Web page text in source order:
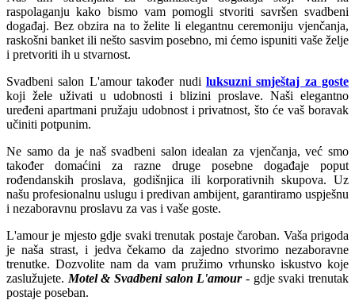
raspolaganju kako bismo vam pomogli stvoriti savršen svadbeni
događaj. Bez obzira na to želite li elegantnu ceremoniju vjenčanja,
raskošni banket ili nešto sasvim posebno, mi ćemo ispuniti vaše želje
i pretvoriti ih u stvarnost.
Svadbeni salon L'amour također nudi luksuzni smještaj za goste
koji žele uživati u udobnosti i blizini proslave. Naši elegantno
uređeni apartmani pružaju udobnost i privatnost, što će vaš boravak
učiniti potpunim.
Ne samo da je naš svadbeni salon idealan za vjenčanja, već smo
također domaćini za razne druge posebne događaje poput
rođendanskih proslava, godišnjica ili korporativnih skupova. Uz
našu profesionalnu uslugu i predivan ambijent, garantiramo uspješnu
i nezaboravnu proslavu za vas i vaše goste.
L'amour je mjesto gdje svaki trenutak postaje čaroban. Vaša prigoda
je naša strast, i jedva čekamo da zajedno stvorimo nezaboravne
trenutke. Dozvolite nam da vam pružimo vrhunsko iskustvo koje
zaslužujete. Motel & Svadbeni salon L'amour- gdje svaki trenutak
postaje poseban.